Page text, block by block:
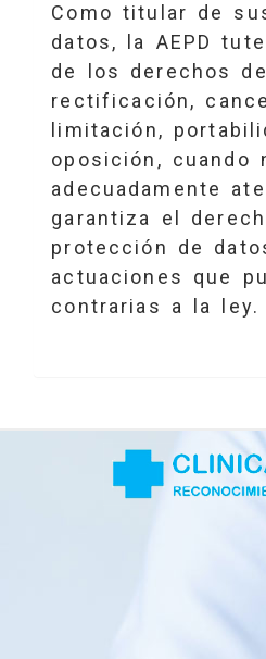
Como titular de
datos, la AEPD
de los derechos
rectificación,
limitación,
oposición, cuando
adecuadamente
garantiza el
protección de
actuaciones que
contrarias a la ley.